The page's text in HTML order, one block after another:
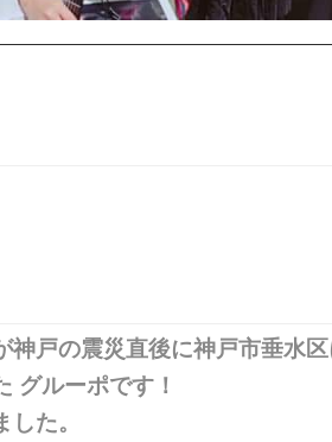
神戸の震災直後に神戸市垂水
グルーポです！
た。